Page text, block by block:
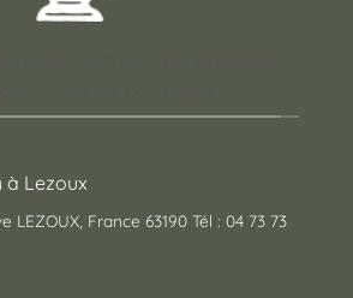
Lezoux
LEZOUX, France 63190 Tél : 04 73 73